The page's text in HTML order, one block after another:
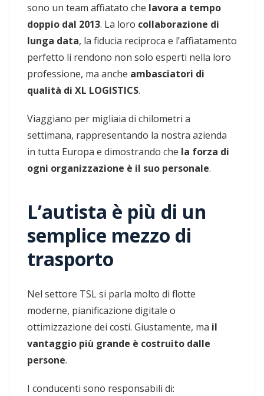
sono un team affiatato che lavora a tempo
doppio dal 2013. La loro collaborazione di
lunga data, la fiducia reciproca e l’affiatamento
perfetto li rendono non solo esperti nella loro
professione, ma anche ambasciatori di
qualità di XL LOGISTICS.
Viaggiano per migliaia di chilometri a
settimana, rappresentando la nostra azienda
in tutta Europa e dimostrando che la forza di
ogni organizzazione è il suo personale.
L’autista è più di un
semplice mezzo di
trasporto
Nel settore TSL si parla molto di flotte
moderne, pianificazione digitale o
ottimizzazione dei costi. Giustamente, ma il
vantaggio più grande è costruito dalle
persone.
I conducenti sono responsabili di: